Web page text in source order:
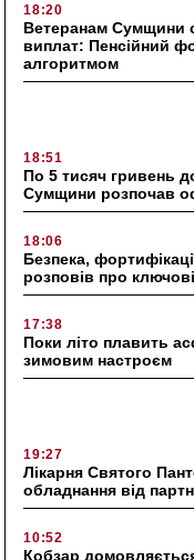
18:20
Ветеранам Сумщини
виплат: Пенсійний
алгоритмом
18:51
По 5 тисяч гривень
Сумщини розпочав
18:06
Безпека,
розповів про
17:38
Поки літо плавить
зимовим настроєм
19:27
Лікарня Святого
обладнання від
10:52
Кобзар